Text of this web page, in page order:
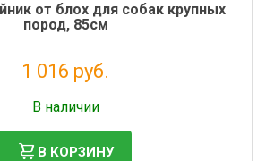
от блох для собак крупных
пород, 85см
1 016 руб.
В наличии
В КОРЗИНУ